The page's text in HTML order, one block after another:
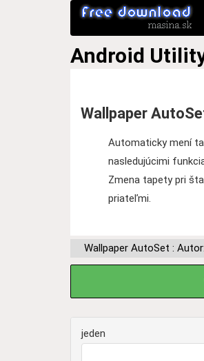
Android
Wallpaper
Automaticky mení
nasledujúcimi
Zmena tapety pri
priateľmi.
Wallpaper AutoSet : Autor:
jeden